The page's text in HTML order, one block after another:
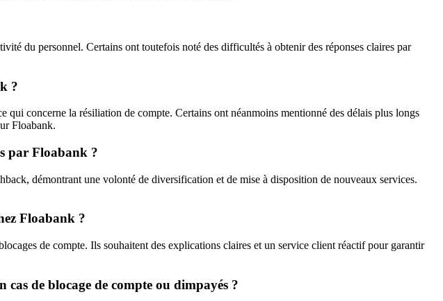
du personnel. Certains ont toutefois noté des difficultés à obtenir des réponses claires par
?
concerne la résiliation de compte. Certains ont néanmoins mentionné des délais plus longs
Floabank.
par Floabank ?
démontrant une volonté de diversification et de mise à disposition de nouveaux services.
Floabank ?
de compte. Ils souhaitent des explications claires et un service client réactif pour garantir
de blocage de compte ou dimpayés ?